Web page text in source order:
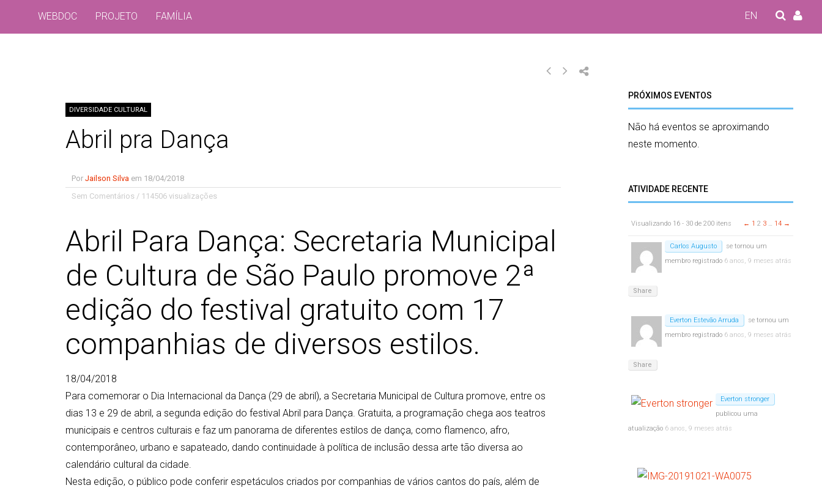
WEBDOC PROJETO FAMÍLIA EN
DIVERSIDADE CULTURAL
Abril pra Dança
Por Jailson Silva em 18/04/2018
Sem Comentários / 114506 visualizações
Abril Para Dança: Secretaria Municipal
de Cultura de São Paulo promove 2ª
edição do festival gratuito com 17
companhias de diversos estilos.
18/04/2018
Para comemorar o Dia Internacional da Dança (29 de abril), a Secretaria Municipal de Cultura promove, entre os
dias 13 e 29 de abril, a segunda edição do festival Abril para Dança. Gratuita, a programação chega aos teatros
municipais e centros culturais e faz um panorama de diferentes estilos de dança, como flamenco, afro,
contemporâneo, urbano e sapateado, dando continuidade à política de inclusão dessa arte tão diversa ao
calendário cultural da cidade.
Nesta edição, o público pode conferir espetáculos criados por companhias de vários cantos do país, além de
PRÓXIMOS EVENTOS
Não há eventos se aproximando
neste momento.
ATIVIDADE RECENTE
Visualizando 16 - 30 de 200 itens ← 1 2 3 … 14 →
Carlos Augusto
se tornou um
membro registrado 6 anos, 9 meses atrás
Share
Everton Estevão Arruda
se tornou um
membro registrado 6 anos, 9 meses atrás
Share
Everton stronger
publicou uma
atualização 6 anos, 9 meses atrás